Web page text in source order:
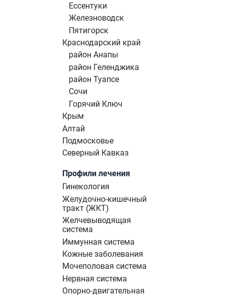
Ессентуки
Железноводск
Пятигорск
Краснодарский край
район Анапы
район Геленджика
район Туапсе
Сочи
Горячий Ключ
Крым
Алтай
Подмосковье
Северный Кавказ
Профили лечения
Гинекология
Желудочно-кишечный
тракт (ЖКТ)
Желчевыводящая
система
Иммунная система
Кожные заболевания
Мочеполовая система
Нервная система
Опорно-двигательная